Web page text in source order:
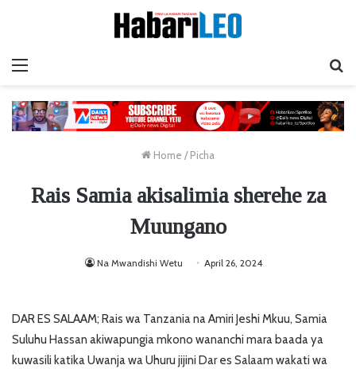
Home / Picha
Rais Samia akisalimia sherehe za
Muungano
Na Mwandishi Wetu April 26, 2024
DAR ES SALAAM; Rais wa Tanzania na Amiri Jeshi Mkuu, Samia
Suluhu Hassan akiwapungia mkono wananchi mara baada ya
kuwasili katika Uwanja wa Uhuru jijini Dar es Salaam wakati wa